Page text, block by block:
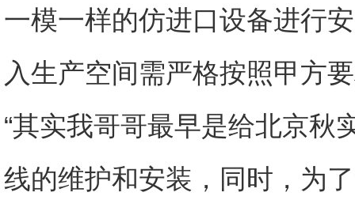
一模一样的仿进口设备进行
入生产空间需严格按照甲方
“其实我哥哥最早是给北京秋
线的维护和安装，同时，为